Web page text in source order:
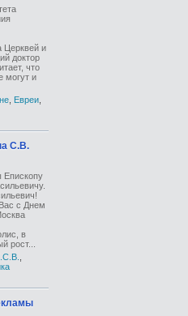
Церквей и
доктор
что
могут и
Евреи
С.В.
Епископу
с Днем
в
рост...